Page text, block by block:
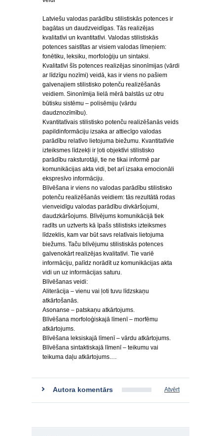
Latviešu valodas parādību stilistiskās potences ir
bagātas un daudzveidīgas. Tās realizējas
kvalitatīvi un kvantitatīvi. Valodas stilistiskās
potences saistītas ar visiem valodas līmeņiem:
fonētiku, leksiku, morfoloģiju un sintaksi.
Kvalitatīvi šīs potences realizējas sinonīmijas (vārdi
ar līdzīgu nozīmi) veidā, kas ir viens no pašiem
galvenajiem stilistisko potenču realizēšanās
veidiem. Sinonīmija lielā mērā balstās uz otru
būtisku sistēmu – polisēmiju (vārdu
daudznozīmību).
Kvantitatīvais stilistisko potenču realizēšanās veids
papildinformāciju izsaka ar attiecīgo valodas
parādību relatīvo lietojuma biežumu. Kvantitatīvie
izteiksmes līdzekļi ir ļoti objektīvi stilistisko
parādību raksturotāji, tie ne tikai informē par
komunikācijas akta vidi, bet arī izsaka emocionāli
ekspresīvo informāciju.
Blīvēšana ir viens no valodas parādību stilistisko
potenču realizēšanās veidiem: tās rezultātā rodas
vienveidīgu valodas parādību divkāršojumi,
daudzkāršojums. Blīvējums komunikācijā tiek
radīts un uztverts kā īpašs stilistisks izteiksmes
līdzeklis, kam var būt savs relatīvais lietojuma
biežums. Taču blīvējumu stilistiskās potences
galvenokārt realizējas kvalitatīvi. Tie variē
informāciju, palīdz norādīt uz komunikācijas akta
vidi un uz informācijas saturu.
Blīvēšanas veidi:
Aliterācija – vienu vai ļoti tuvu līdzskaņu
atkārtošanās.
Asonanse – patskaņu atkārtojums.
Blīvēšana morfoloģiskajā līmenī – morfēmu
atkārtojums.
Blīvēšana leksiskajā līmenī – vārdu atkārtojums.
Blīvēšana sintaktiskajā līmenī – teikumu vai
teikuma daļu atkārtojums.…
Autora komentārs Atvērt